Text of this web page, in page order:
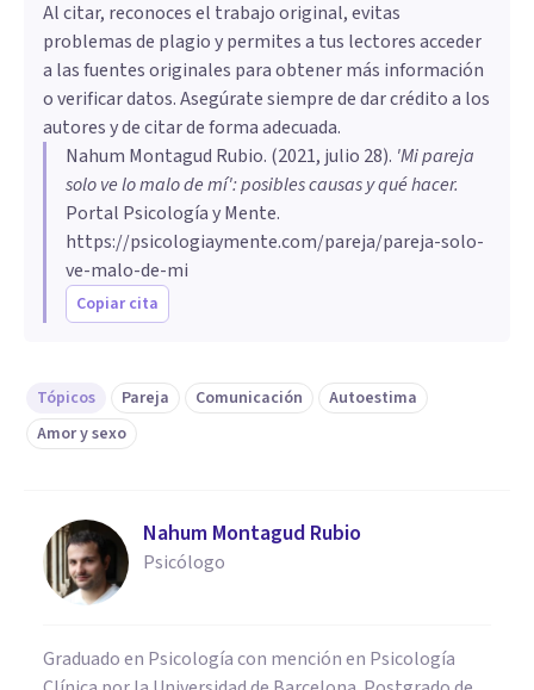
Al citar, reconoces el trabajo original, evitas
problemas de plagio y permites a tus lectores acceder
a las fuentes originales para obtener más información
o verificar datos. Asegúrate siempre de dar crédito a los
autores y de citar de forma adecuada.
Nahum Montagud Rubio. (2021, julio 28). 'Mi pareja
solo ve lo malo de mí': posibles causas y qué hacer.
Portal Psicología y Mente.
https://psicologiaymente.com/pareja/pareja-solo-
ve-malo-de-mi
Copiar cita
Tópicos Pareja Comunicación
Autoestima
Amor y sexo
Nahum Montagud Rubio
Psicólogo
Graduado en Psicología con mención en Psicología